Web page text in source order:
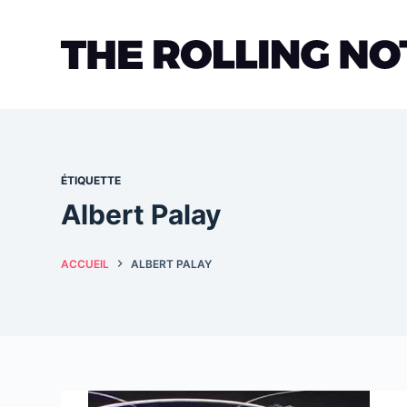
ÉTIQUETTE
Albert Palay
ACCUEIL ALBERT PALAY